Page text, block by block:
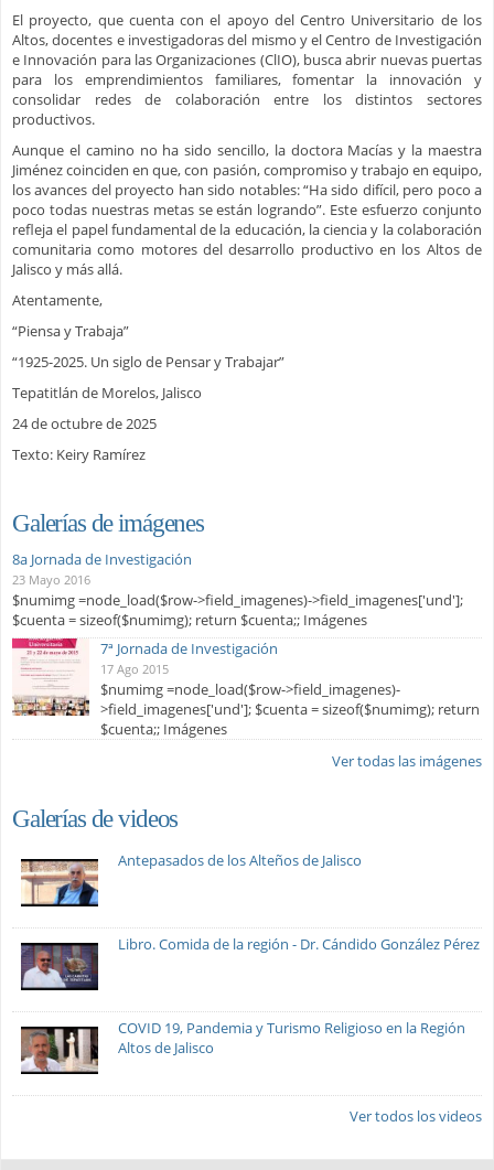
El proyecto, que cuenta con el apoyo del Centro Universitario de los
Altos, docentes e investigadoras del mismo y el Centro de Investigación
e Innovación para las Organizaciones (ClIO), busca abrir nuevas puertas
para los emprendimientos familiares, fomentar la innovación y
consolidar redes de colaboración entre los distintos sectores
productivos.
Aunque el camino no ha sido sencillo, la doctora Macías y la maestra
Jiménez coinciden en que, con pasión, compromiso y trabajo en equipo,
los avances del proyecto han sido notables: “Ha sido difícil, pero poco a
poco todas nuestras metas se están logrando”. Este esfuerzo conjunto
refleja el papel fundamental de la educación, la ciencia y la colaboración
comunitaria como motores del desarrollo productivo en los Altos de
Jalisco y más allá.
Atentamente,
“Piensa y Trabaja”
“1925-2025. Un siglo de Pensar y Trabajar”
Tepatitlán de Morelos, Jalisco
24 de octubre de 2025
Texto: Keiry Ramírez
Galerías de imágenes
8a Jornada de Investigación
23 Mayo 2016
$numimg =node_load($row->field_imagenes)->field_imagenes['und'];
$cuenta = sizeof($numimg); return $cuenta;; Imágenes
7ª Jornada de Investigación
17 Ago 2015
$numimg =node_load($row->field_imagenes)-
>field_imagenes['und']; $cuenta = sizeof($numimg); return
$cuenta;; Imágenes
Ver todas las imágenes
Galerías de videos
Antepasados de los Alteños de Jalisco
Libro. Comida de la región - Dr. Cándido González Pérez
COVID 19, Pandemia y Turismo Religioso en la Región
Altos de Jalisco
Ver todos los videos